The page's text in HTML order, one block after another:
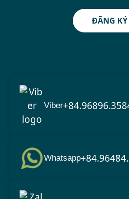
ĐĂNG KÝ
Viber
Whatsapp